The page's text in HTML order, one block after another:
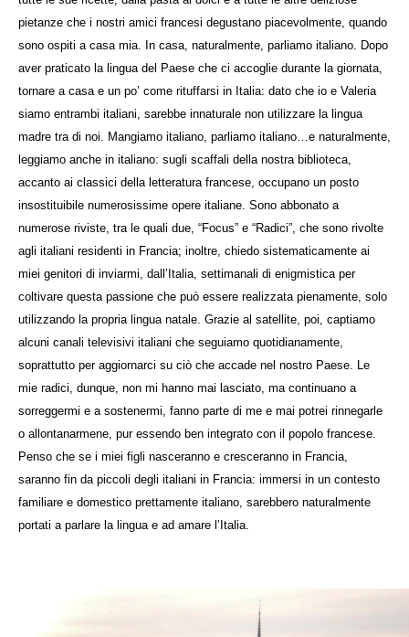
pietanze che i nostri amici francesi degustano piacevolmente, quando
sono ospiti a casa mia. In casa, naturalmente, parliamo italiano. Dopo
aver praticato la lingua del Paese che ci accoglie durante la giornata,
tornare a casa e un po’ come rituffarsi in Italia: dato che io e Valeria
siamo entrambi italiani, sarebbe innaturale non utilizzare la lingua
madre tra di noi. Mangiamo italiano, parliamo italiano…e naturalmente,
leggiamo anche in italiano: sugli scaffali della nostra biblioteca,
accanto ai classici della letteratura francese, occupano un posto
insostituibile numerosissime opere italiane. Sono abbonato a
numerose riviste, tra le quali due, “Focus” e “Radici”, che sono rivolte
agli italiani residenti in Francia; inoltre, chiedo sistematicamente ai
miei genitori di inviarmi, dall’Italia, settimanali di enigmistica per
coltivare questa passione che può essere realizzata pienamente, solo
utilizzando la propria lingua natale. Grazie al satellite, poi, captiamo
alcuni canali televisivi italiani che seguiamo quotidianamente,
soprattutto per aggiornarci su ciò che accade nel nostro Paese. Le
mie radici, dunque, non mi hanno mai lasciato, ma continuano a
sorreggermi e a sostenermi, fanno parte di me e mai potrei rinnegarle
o allontanarmene, pur essendo ben integrato con il popolo francese.
Penso che se i miei figli nasceranno e cresceranno in Francia,
saranno fin da piccoli degli italiani in Francia: immersi in un contesto
familiare e domestico prettamente italiano, sarebbero naturalmente
portati a parlare la lingua e ad amare l’Italia.